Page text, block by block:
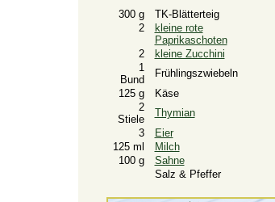
300 g
TK-Blätterteig
2
kleine rote
Paprikaschoten
2
kleine Zucchini
1
Bund
Frühlingszwiebeln
125 g
Käse
2
Stiele
Thymian
3
Eier
125 ml
Milch
100 g
Sahne
Salz & Pfeffer